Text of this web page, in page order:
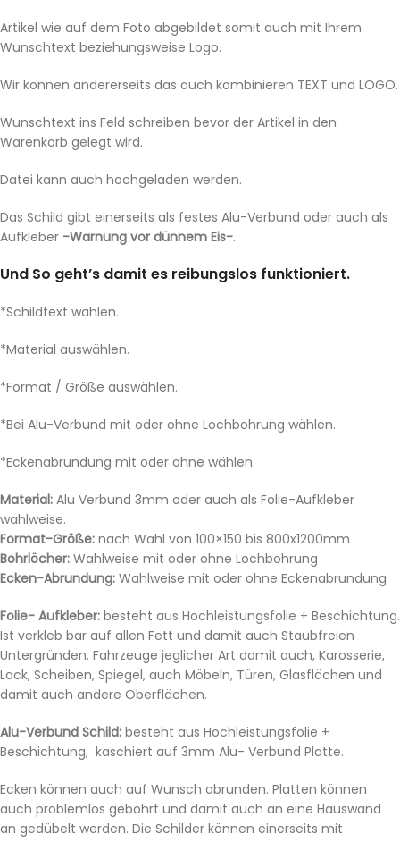
Artikel wie auf dem Foto abgebildet somit auch mit Ihrem
Wunschtext beziehungsweise Logo.
Wir können andererseits das auch kombinieren TEXT und LOGO.
Wunschtext ins Feld schreiben bevor der Artikel in den
Warenkorb gelegt wird.
Datei kann auch hochgeladen werden.
Das Schild gibt einerseits als festes Alu-Verbund oder auch als
Aufkleber -Warnung vor dünnem Eis-.
Und So geht’s damit es reibungslos funktioniert.
*Schildtext wählen.
*Material auswählen.
*Format / Größe auswählen.
*Bei Alu-Verbund mit oder ohne Lochbohrung wählen.
*Eckenabrundung mit oder ohne wählen.
Material: Alu Verbund 3mm oder auch als Folie-Aufkleber
wahlweise.
Format-Größe: nach Wahl von 100×150 bis 800x1200mm
Bohrlöcher: Wahlweise mit oder ohne Lochbohrung
Ecken-Abrundung: Wahlweise mit oder ohne Eckenabrundung
Folie- Aufkleber: besteht aus Hochleistungsfolie + Beschichtung.
Ist verkleb bar auf allen Fett und damit auch Staubfreien
Untergründen. Fahrzeuge jeglicher Art damit auch, Karosserie,
Lack, Scheiben, Spiegel, auch Möbeln, Türen, Glasflächen und
damit auch andere Oberflächen.
Alu-Verbund Schild: besteht aus Hochleistungsfolie +
Beschichtung, kaschiert auf 3mm Alu- Verbund Platte.
Ecken können auch auf Wunsch abrunden. Platten können
auch problemlos gebohrt und damit auch an eine Hauswand
an gedübelt werden. Die Schilder können einerseits mit